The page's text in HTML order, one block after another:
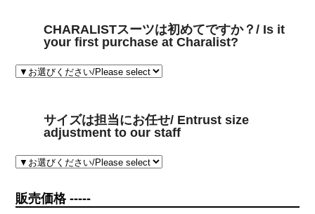
CHARALISTスーツは初めてですか？/ Is it
your first purchase at Charalist?
サイズは担当にお任せ/ Entrust size
adjustment to our staff
販売価格 -----